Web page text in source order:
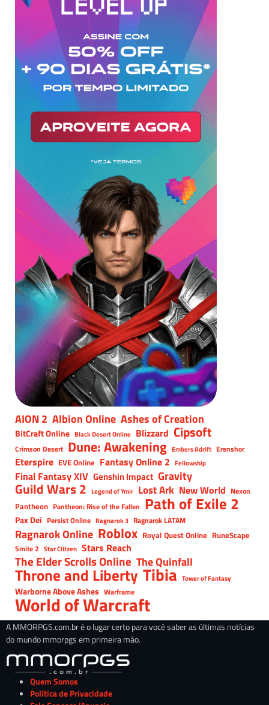
AION 2 Albion Online Ashes of Creation
BitCraft Online Black Desert Online Blizzard Cipsoft
Crimson Desert Dune: Awakening Embers Adrift Erenshor
Eterspire EVE Online Fantasy Online 2 Fellowship
Final Fantasy XIV Genshin Impact Gravity
Guild Wars 2 Legend of Ymir Lost Ark New World Nexon
Pantheon Pantheon: Rise of the Fallen Path of Exile 2
Pax Dei Persist Online Ragnarok 3 Ragnarok LATAM
Ragnarok Online Roblox Royal Quest Online RuneScape
Smite 2 Star Citizen Stars Reach
The Elder Scrolls Online The Quinfall
Throne and Liberty Tibia Tower of Fantasy
Warborne Above Ashes Warframe
World of Warcraft
A MMORPGS.com.br é o lugar certo para você saber as últimas notícias
do mundo mmorpgs em primeira mão.
Quem Somos
Política de Privacidade